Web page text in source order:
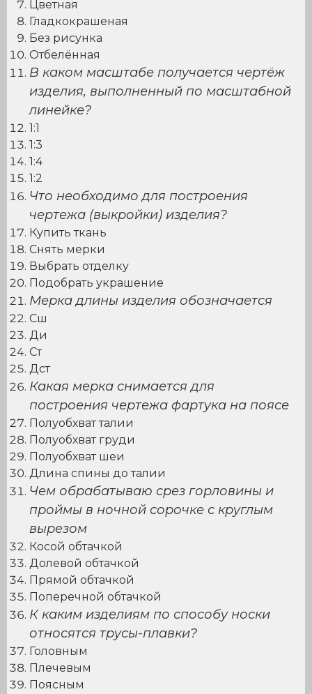
Цветная
Гладкокрашеная
Без рисунка
Отбелённая
В каком масштабе получается чертёж
изделия, выполненный по масштабной
линейке?
1:1
1:3
1:4
1:2
Что необходимо для построения
чертежа (выкройки) изделия?
Купить ткань
Снять мерки
Выбрать отделку
Подобрать украшение
Мерка длины изделия обозначается
Сш
Ди
Ст
Дст
Какая мерка снимается для
построения чертежа фартука на поясе
Полуобхват талии
Полуобхват груди
Полуобхват шеи
Длина спины до талии
Чем обрабатываю срез горловины и
проймы в ночной сорочке с круглым
вырезом
Косой обтачкой
Долевой обтачкой
Прямой обтачкой
Поперечной обтачкой
К каким изделиям по способу носки
относятся трусы-плавки?
Головным
Плечевым
Поясным